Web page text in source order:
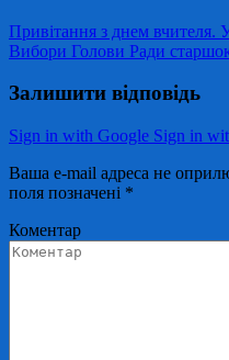
Привітання з днем вчителя.
Вибори Голови Ради
Залишити відповідь
Sign in with Google Sign in
Ваша e-mail адреса не
поля позначені *
Коментар